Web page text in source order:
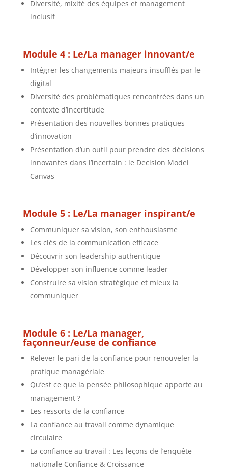
Diversité, mixité des équipes et management
inclusif
Module 4 : Le/La manager innovant/e
Intégrer les changements majeurs insufflés par le
digital
Diversité des problématiques rencontrées dans un
contexte d’incertitude
Présentation des nouvelles bonnes pratiques
d’innovation
Présentation d’un outil pour prendre des décisions
innovantes dans l’incertain : le Decision Model
Canvas
Module 5 : Le/La manager inspirant/e
Communiquer sa vision, son enthousiasme
Les clés de la communication efficace
Découvrir son leadership authentique
Développer son influence comme leader
Construire sa vision stratégique et mieux la
communiquer
Module 6 : Le/La manager,
façonneur/euse de confiance
Relever le pari de la confiance pour renouveler la
pratique managériale
Qu’est ce que la pensée philosophique apporte au
management ?
Les ressorts de la confiance
La confiance au travail comme dynamique
circulaire
La confiance au travail : Les leçons de l’enquête
nationale Confiance & Croissance